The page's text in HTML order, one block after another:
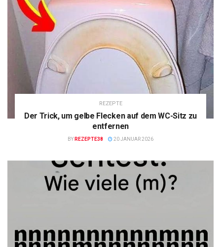
REZEPTE
Der Trick, um gelbe Flecken auf dem WC-Sitz zu
entfernen
BY REZEPTE38 20 JANUAR 2026